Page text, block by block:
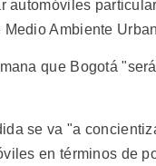
automóviles
Ambiente
que Bogotá
se va "a
en términos de